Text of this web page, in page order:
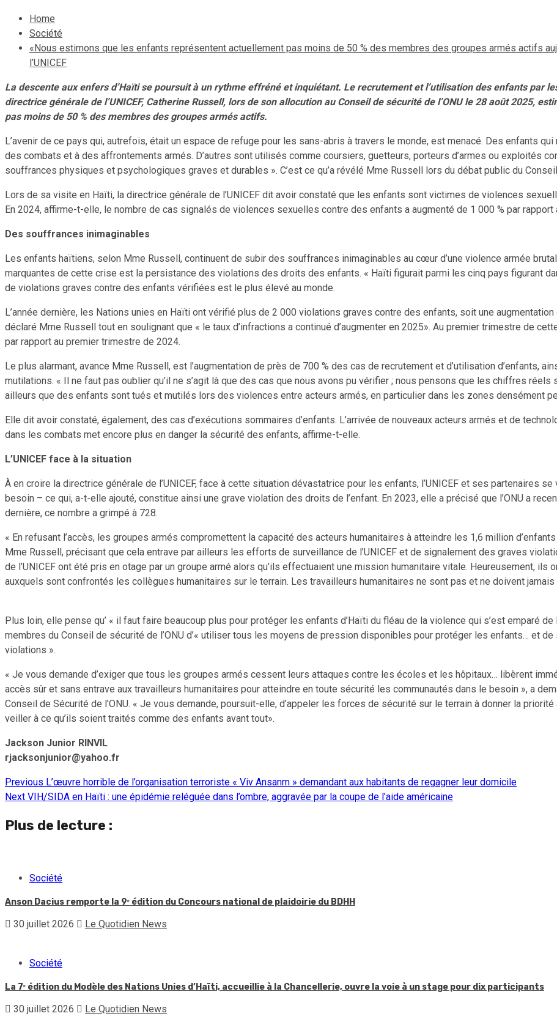
Home
Société
«Nous estimons que les enfants représentent actuellement pas moins de 50 % des membres des groupes armés actifs
l’UNICEF
La descente aux enfers d’Haïti se poursuit à un rythme effréné et inquiétant. Le recrutement et l’utilisation des enfants par
directrice générale de l’UNICEF, Catherine Russell, lors de son allocution au Conseil de sécurité de l’ONU le 28 août 2025,
pas moins de 50 % des membres des groupes armés actifs.
L’avenir de ce pays qui, autrefois, était un espace de refuge pour les sans-abris à travers le monde, est menacé. Des enfants
des combats et à des affrontements armés. D’autres sont utilisés comme coursiers, guetteurs, porteurs d’armes ou exploités
souffrances physiques et psychologiques graves et durables ». C’est ce qu’a révélé Mme Russell lors du débat public du
Lors de sa visite en Haïti, la directrice générale de l’UNICEF dit avoir constaté que les enfants sont victimes de violences
En 2024, affirme-t-elle, le nombre de cas signalés de violences sexuelles contre des enfants a augmenté de 1 000 % par rapport
Des souffrances inimaginables
Les enfants haïtiens, selon Mme Russell, continuent de subir des souffrances inimaginables au cœur d’une violence armée
marquantes de cette crise est la persistance des violations des droits des enfants. « Haïti figurait parmi les cinq pays figurant
de violations graves contre des enfants vérifiées est le plus élevé au monde.
L’année dernière, les Nations unies en Haïti ont vérifié plus de 2 000 violations graves contre des enfants, soit une augmentation
déclaré Mme Russell tout en soulignant que « le taux d’infractions a continué d’augmenter en 2025». Au premier trimestre de
par rapport au premier trimestre de 2024.
Le plus alarmant, avance Mme Russell, est l’augmentation de près de 700 % des cas de recrutement et d’utilisation d’enfants,
mutilations. « Il ne faut pas oublier qu’il ne s’agit là que des cas que nous avons pu vérifier ; nous pensons que les chiffres
ailleurs que des enfants sont tués et mutilés lors des violences entre acteurs armés, en particulier dans les zones densément
Elle dit avoir constaté, également, des cas d’exécutions sommaires d’enfants. L’arrivée de nouveaux acteurs armés et de
dans les combats met encore plus en danger la sécurité des enfants, affirme-t-elle.
L’UNICEF face à la situation
À en croire la directrice générale de l’UNICEF, face à cette situation dévastatrice pour les enfants, l’UNICEF et ses partenaires
besoin – ce qui, a-t-elle ajouté, constitue ainsi une grave violation des droits de l’enfant. En 2023, elle a précisé que l’ONU a
dernière, ce nombre a grimpé à 728.
« En refusant l’accès, les groupes armés compromettent la capacité des acteurs humanitaires à atteindre les 1,6 million
Mme Russell, précisant que cela entrave par ailleurs les efforts de surveillance de l’UNICEF et de signalement des graves
de l’UNICEF ont été pris en otage par un groupe armé alors qu’ils effectuaient une mission humanitaire vitale. Heureusement,
auxquels sont confrontés les collègues humanitaires sur le terrain. Les travailleurs humanitaires ne sont pas et ne doivent
Plus loin, elle pense qu’ « il faut faire beaucoup plus pour protéger les enfants d’Haïti du fléau de la violence qui s’est emparé
membres du Conseil de sécurité de l’ONU d’« utiliser tous les moyens de pression disponibles pour protéger les enfants… et
violations ».
« Je vous demande d’exiger que tous les groupes armés cessent leurs attaques contre les écoles et les hôpitaux… libèrent
accès sûr et sans entrave aux travailleurs humanitaires pour atteindre en toute sécurité les communautés dans le besoin », a
Conseil de Sécurité de l’ONU. « Je vous demande, poursuit-elle, d’appeler les forces de sécurité sur le terrain à donner la
veiller à ce qu’ils soient traités comme des enfants avant tout».
Jackson Junior RINVIL
rjacksonjunior@yahoo.fr
Continue
Previous L’œuvre horrible de l’organisation terroriste « Viv Ansanm » demandant aux habitants de regagner leur domicile
Next VIH/SIDA en Haïti : une épidémie reléguée dans l’ombre, aggravée par la coupe de l’aide américaine
Plus de lecture :
Société
Anson Dacius remporte la 9ᵉ édition du Concours national de plaidoirie du BDHH
30 juillet 2026 Le Quotidien News
Société
La 7ᵉ édition du Modèle des Nations Unies d’Haïti, accueillie à la Chancellerie, ouvre la voie à un stage pour dix participants
30 juillet 2026 Le Quotidien News